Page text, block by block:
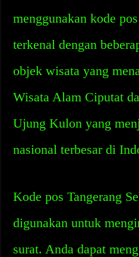
menggunakan kode
terkenal dengan
objek wisata yang
Wisata Alam Ciputat
Ujung Kulon yang
nasional terbesar di
Kode pos Tangerang
digunakan untuk
surat. Anda dapat